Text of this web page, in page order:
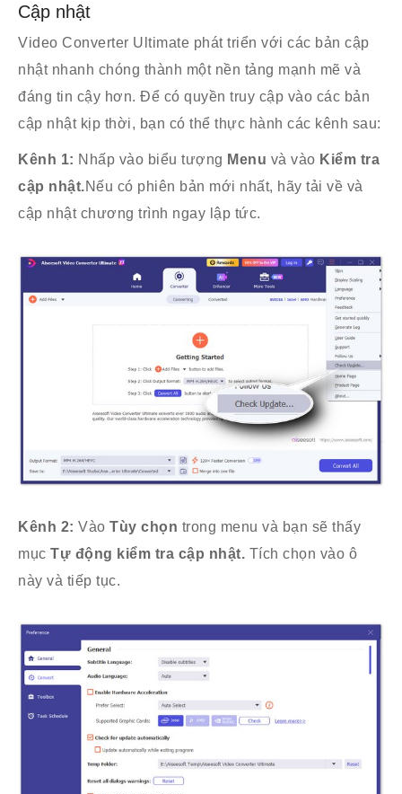
Cập nhật
Video Converter Ultimate phát triển với các bản cập
nhật nhanh chóng thành một nền tảng mạnh mẽ và
đáng tin cậy hơn. Để có quyền truy cập vào các bản
cập nhật kịp thời, bạn có thể thực hành các kênh sau:
Kênh 1: Nhấp vào biểu tượng Menu và vào Kiểm tra
cập nhật.Nếu có phiên bản mới nhất, hãy tải về và
cập nhật chương trình ngay lập tức.
Kênh 2: Vào Tùy chọn trong menu và bạn sẽ thấy
mục Tự động kiểm tra cập nhật. Tích chọn vào ô
này và tiếp tục.